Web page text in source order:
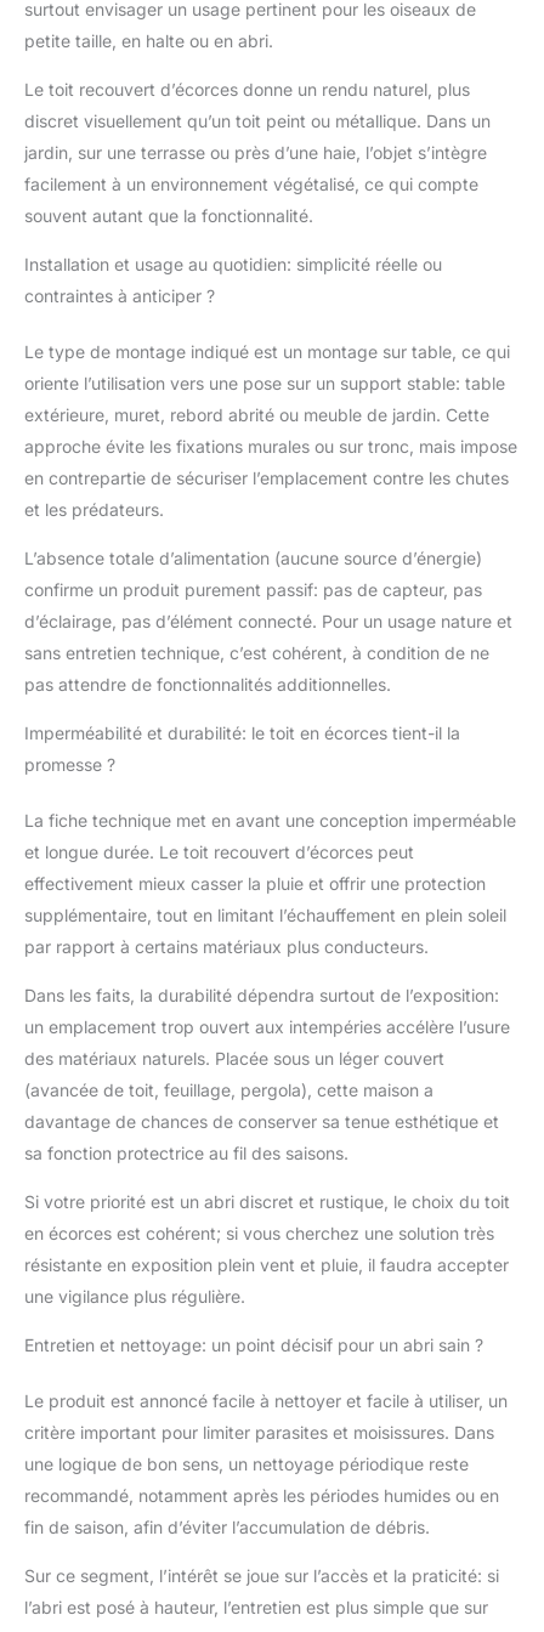
oiseaux sauvages –
large avancée de toit
nourriture du soleil et
de la pluie Qualité :
Station d'alimentation
pour oiseaux en pin
(bois massif et naturel,
provenance UE) de
imperméabilisé, lasuré
intempéries – pour une
longue durée de vie et
de satisfaction dans
votre jardin Mangeoire
pour oiseaux sauvages
en pin certifié FSC
européennes –
Montrez l'exemple en
préservation de notre
nature et de nos forêts.
surtout envisager un usage pertinent pour les oiseaux de
petite taille, en halte ou en abri.
Le toit recouvert d’écorces donne un rendu naturel, plus
discret visuellement qu’un toit peint ou métallique. Dans un
jardin, sur une terrasse ou près d’une haie, l’objet s’intègre
facilement à un environnement végétalisé, ce qui compte
souvent autant que la fonctionnalité.
Installation et usage au quotidien: simplicité réelle ou
contraintes à anticiper ?
Le type de montage indiqué est un montage sur table, ce qui
oriente l’utilisation vers une pose sur un support stable: table
extérieure, muret, rebord abrité ou meuble de jardin. Cette
approche évite les fixations murales ou sur tronc, mais impose
en contrepartie de sécuriser l’emplacement contre les chutes
et les prédateurs.
L’absence totale d’alimentation (aucune source d’énergie)
confirme un produit purement passif: pas de capteur, pas
d’éclairage, pas d’élément connecté. Pour un usage nature et
sans entretien technique, c’est cohérent, à condition de ne
pas attendre de fonctionnalités additionnelles.
Imperméabilité et durabilité: le toit en écorces tient-il la
promesse ?
La fiche technique met en avant une conception imperméable
et longue durée. Le toit recouvert d’écorces peut
effectivement mieux casser la pluie et offrir une protection
supplémentaire, tout en limitant l’échauffement en plein soleil
par rapport à certains matériaux plus conducteurs.
Dans les faits, la durabilité dépendra surtout de l’exposition:
un emplacement trop ouvert aux intempéries accélère l’usure
des matériaux naturels. Placée sous un léger couvert
(avancée de toit, feuillage, pergola), cette maison a
davantage de chances de conserver sa tenue esthétique et
sa fonction protectrice au fil des saisons.
Si votre priorité est un abri discret et rustique, le choix du toit
en écorces est cohérent; si vous cherchez une solution très
résistante en exposition plein vent et pluie, il faudra accepter
une vigilance plus régulière.
Entretien et nettoyage: un point décisif pour un abri sain ?
Le produit est annoncé facile à nettoyer et facile à utiliser, un
critère important pour limiter parasites et moisissures. Dans
une logique de bon sens, un nettoyage périodique reste
recommandé, notamment après les périodes humides ou en
fin de saison, afin d’éviter l’accumulation de débris.
Sur ce segment, l’intérêt se joue sur l’accès et la praticité: si
l’abri est posé à hauteur, l’entretien est plus simple que sur